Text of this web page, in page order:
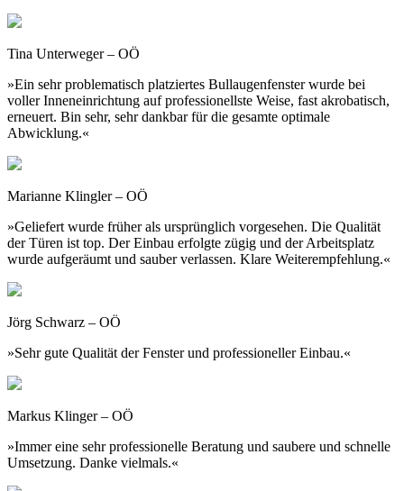
Tina Unterweger – OÖ
»Ein sehr problematisch platziertes Bullaugenfenster wurde bei
voller Inneneinrichtung auf professionellste Weise, fast akrobatisch,
erneuert. Bin sehr, sehr dankbar für die gesamte optimale
Abwicklung.«
Marianne Klingler – OÖ
»Geliefert wurde früher als ursprünglich vorgesehen. Die Qualität
der Türen ist top. Der Einbau erfolgte zügig und der Arbeitsplatz
wurde aufgeräumt und sauber verlassen. Klare Weiterempfehlung.«
Jörg Schwarz – OÖ
»Sehr gute Qualität der Fenster und professioneller Einbau.«
Markus Klinger – OÖ
»Immer eine sehr professionelle Beratung und saubere und schnelle
Umsetzung. Danke vielmals.«